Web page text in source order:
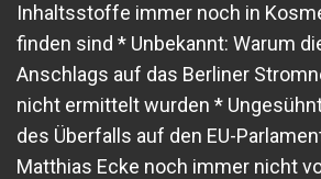
Inhaltsstoffe immer noch in
finden sind * Unbekannt: Warum
Anschlags auf das Berliner
nicht ermittelt wurden *
des Überfalls auf den EU-
Matthias Ecke noch immer nicht